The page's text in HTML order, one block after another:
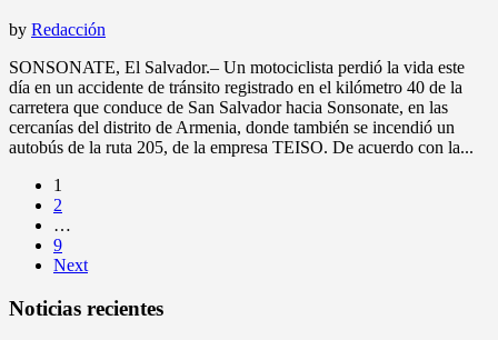
by Redacción
SONSONATE, El Salvador.– Un motociclista perdió la vida este
día en un accidente de tránsito registrado en el kilómetro 40 de la
carretera que conduce de San Salvador hacia Sonsonate, en las
cercanías del distrito de Armenia, donde también se incendió un
autobús de la ruta 205, de la empresa TEISO. De acuerdo con la...
1
2
…
9
Next
Noticias recientes